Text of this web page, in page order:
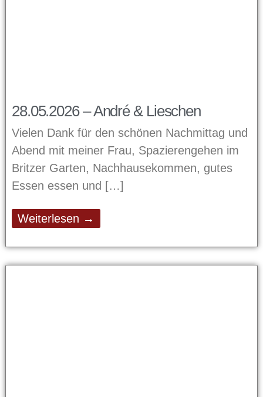
28.05.2026 – André & Lieschen
Vielen Dank für den schönen Nachmittag und
Abend mit meiner Frau, Spazierengehen im
Britzer Garten, Nachhausekommen, gutes
Essen essen und
Weiterlesen →